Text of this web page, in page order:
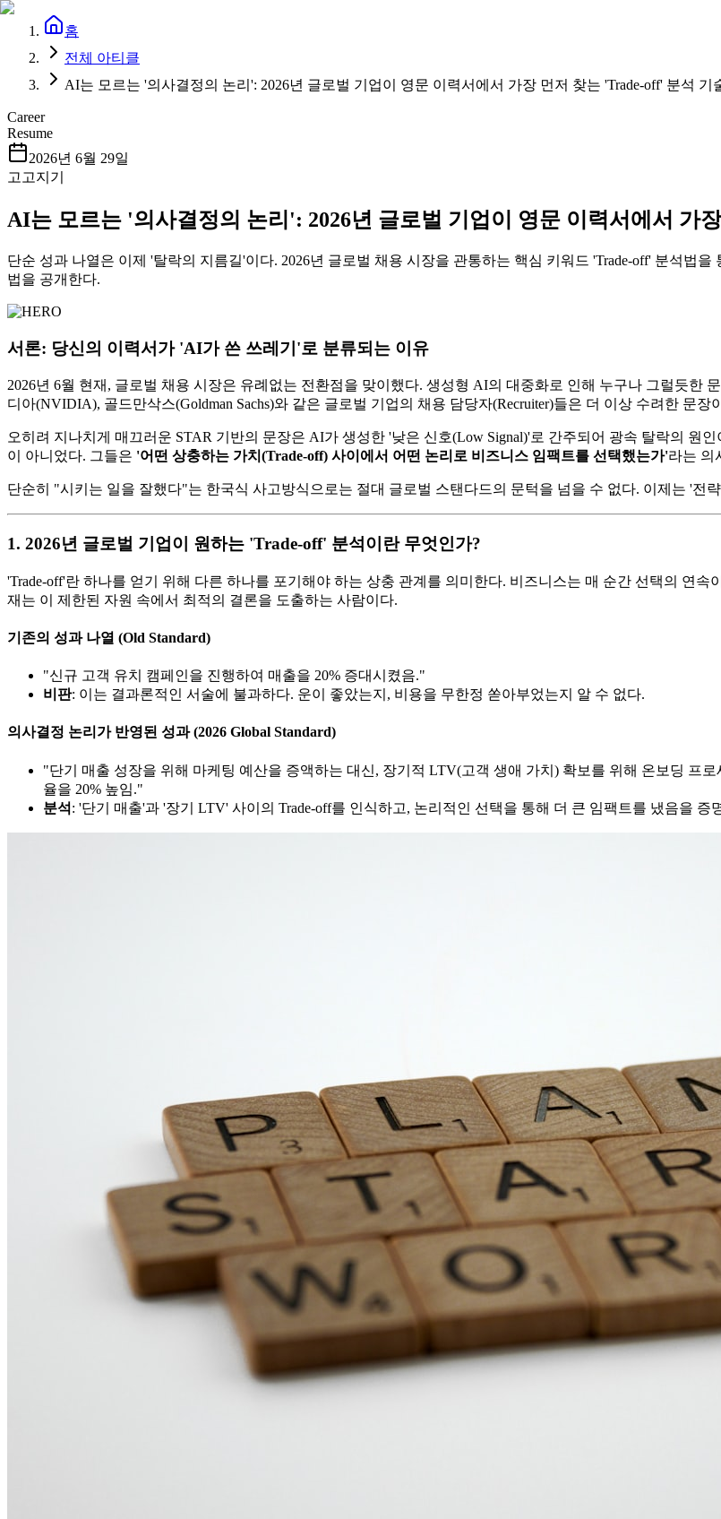
홈
전체 아티클
AI는 모르는 '의사결정의 논리': 2026년 글로벌 기업이 영문 이력서에서 가장 먼저 찾는 'Trade-off' 분석 기
Career
Resume
2026년 6월 29일
고고지기
AI는 모르는 '의사결정의 논리': 2026년 글로벌 기업이 영문 이력서에서 가
단순 성과 나열은 이제 '탈락의 지름길'이다. 2026년 글로벌 채용 시장을 관통하는 핵심 키워드 'Trade-off' 분석법
법을 공개한다.
서론: 당신의 이력서가 'AI가 쓴 쓰레기'로 분류되는 이유
2026년 6월 현재, 글로벌 채용 시장은 유례없는 전환점을 맞이했다. 생성형 AI의 대중화로 인해 누구나 그럴듯한
디아(NVIDIA), 골드만삭스(Goldman Sachs)와 같은 글로벌 기업의 채용 담당자(Recruiter)들은 더 이상 수려한 문
오히려 지나치게 매끄러운 STAR 기반의 문장은 AI가 생성한 '낮은 신호(Low Signal)'로 간주되어 광속 탈락의 원
이 아니었다. 그들은 '어떤 상충하는 가치(Trade-off) 사이에서 어떤 논리로 비즈니스 임팩트를 선택했는가'​라는 의
단순히 "시키는 일을 잘했다"는 한국식 사고방식으로는 절대 글로벌 스탠다드의 문턱을 넘을 수 없다. 이제는 '전
1. 2026년 글로벌 기업이 원하는 'Trade-off' 분석이란 무엇인가?
'Trade-off'란 하나를 얻기 위해 다른 하나를 포기해야 하는 상충 관계를 의미한다. 비즈니스는 매 순간 선택의 연
재는 이 제한된 자원 속에서 최적의 결론을 도출하는 사람이다.
기존의 성과 나열 (Old Standard)
"신규 고객 유치 캠페인을 진행하여 매출을 20% 증대시켰음."
비판: 이는 결과론적인 서술에 불과하다. 운이 좋았는지, 비용을 무한정 쏟아부었는지 알 수 없다.
의사결정 논리가 반영된 성과 (2026 Global Standard)
"단기 매출 성장을 위해 마케팅 예산을 증액하는 대신, 장기적 LTV(고객 생애 가치) 확보를 위해 온보딩 프
율을 20% 높임."
분석 : '단기 매출'과 '장기 LTV' 사이의 Trade-off를 인식하고, 논리적인 선택을 통해 더 큰 임팩트를 냈음을 증